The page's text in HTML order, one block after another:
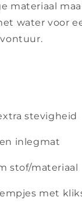
materiaal
water voor
stevigheid
inlegmat
stof/materiaal
met